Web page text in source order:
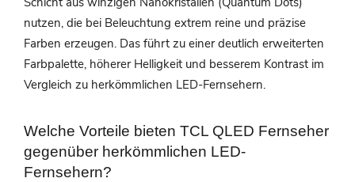
nutzen, die bei Beleuchtung extrem reine und präzise
Farben erzeugen. Das führt zu einer deutlich erweiterten
Farbpalette, höherer Helligkeit und besserem Kontrast im
Vergleich zu herkömmlichen LED-Fernsehern.
Welche Vorteile bieten TCL QLED Fernseher
gegenüber herkömmlichen LED-
Fernsehern?